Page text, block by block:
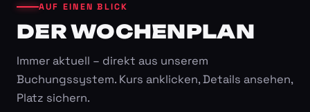
AUF EINEN BLICK
DER WOCHENPLAN
Immer aktuell – direkt aus unserem
Buchungssystem. Kurs anklicken, Details ansehen,
Platz sichern.